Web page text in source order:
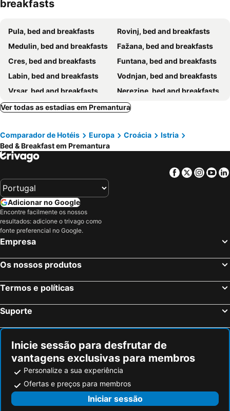
breakfasts
Pula, bed and breakfasts
Rovinj, bed and breakfasts
Medulin, bed and breakfasts
Fažana, bed and breakfasts
Cres, bed and breakfasts
Funtana, bed and breakfasts
Labin, bed and breakfasts
Vodnjan, bed and breakfasts
Vrsar, bed and breakfasts
Nerezine, bed and breakfasts
Bale, bed and breakfasts
Rabac, bed and breakfasts
Sveta Nedelja, bed and breakfasts
Ver todas as estadias em Premantura
Comparador de Hotéis Europa Croácia
Istria
Bed & Breakfast em Premantura
Facebook
Twitter
Adicionar no Google
Encontre facilmente os nossos
resultados: adicione o trivago como
fonte preferencial no Google.
Empresa
Os nossos produtos
Termos e políticas
Suporte
Inicie sessão para desfrutar de
vantagens exclusivas para membros
Personalize a sua experiência
Ofertas e preços para membros
Iniciar sessão